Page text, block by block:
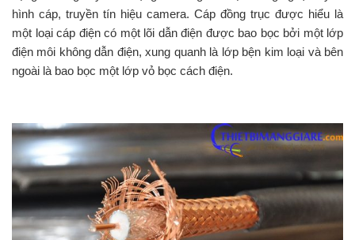
hình cáp, truyền tín hiệu camera. Cáp đồng trục được hiểu là
một loại cáp điện có một lõi dẫn điện được bao bọc bởi một lớp
điện môi không dẫn điện, xung quanh là lớp bện kim loại và bên
ngoài là bao bọc một lớp vỏ bọc cách điện.